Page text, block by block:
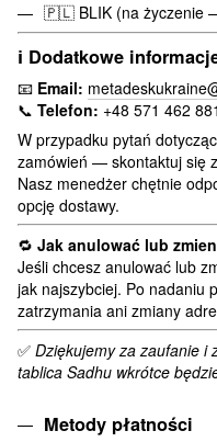
🇵🇱 BLIK (na życzenie
ℹ️ Dodatkowe
📧 Email:
📞 Telefon: +48 571 462 881
W przypadku pytań
zamówień — skontaktuj się
Nasz menedżer chętnie
opcję dostawy.
🔁 Jak anulować lub
Jeśli chcesz anulować lub
jak najszybciej. Po nadaniu
zatrzymania ani zmiany
✅ Dziękujemy za zaufanie i
tablica Sadhu wkrótce
Metody płatności